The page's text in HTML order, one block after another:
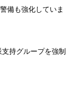
備も強化していま
持グループを強制